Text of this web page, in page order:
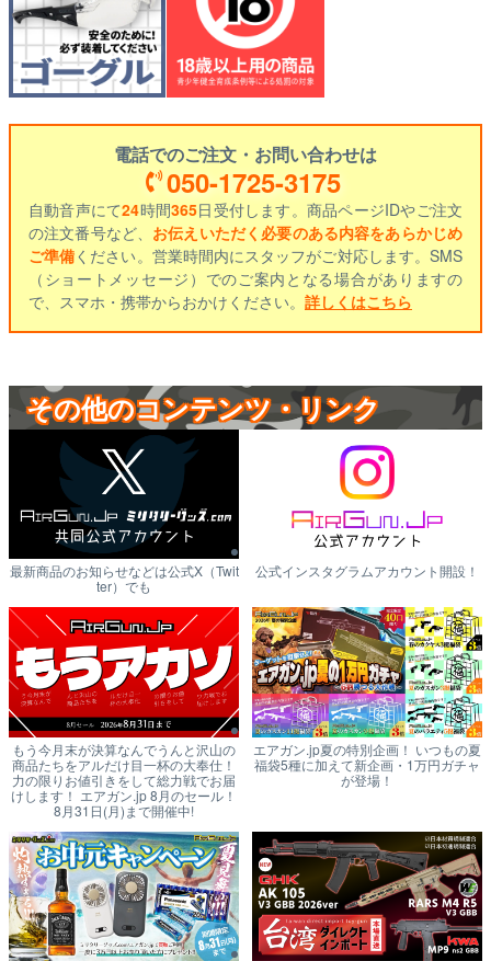
電話でのご注文・お問い合わせは
050-1725-3175
自動音声にて24時間365日受付します。商品ページIDやご注文
の注文番号など、 お伝えいただく必要のある内容をあらかじめ
ご準備ください。営業時間内にスタッフがご対応します。SMS
（ショートメッセージ）でのご案内となる場合がありますの
で、スマホ・携帯からおかけください。 詳しくはこちら
その他のコンテンツ・リンク
最新商品のお知らせなどは公式X（Twit
ter）でも
公式インスタグラムアカウント開設！
もう今月末が決算なんでうんと沢山の
商品たちをアルだけ目一杯の大奉仕！
力の限りお値引きをして総力戦でお届
けします！ エアガン.jp 8月のセール！
8月31日(月)まで開催中!
エアガン.jp夏の特別企画！ いつもの夏
福袋5種に加えて新企画・1万円ガチャ
が登場！